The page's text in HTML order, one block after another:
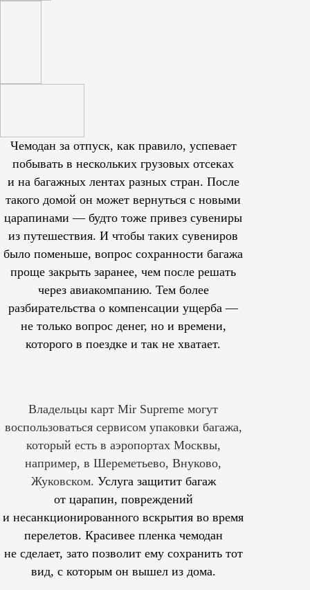
Чемодан за отпуск, как правило, успевает
побывать в нескольких грузовых отсеках
и на багажных лентах разных стран. После
такого домой он может вернуться с новыми
царапинами — будто тоже привез сувениры
из путешествия. И чтобы таких сувениров
было поменьше, вопрос сохранности багажа
проще закрыть заранее, чем после решать
через авиакомпанию. Тем более
разбирательства о компенсации ущерба —
не только вопрос денег, но и времени,
которого в поездке и так не хватает.
Владельцы карт Mir Supreme могут
воспользоваться сервисом упаковки багажа,
который есть в аэропортах Москвы,
например, в Шереметьево, Внуково,
Жуковском. Услуга защитит багаж
от царапин, повреждений
и несанкционированного вскрытия во время
перелетов. Красивее пленка чемодан
не сделает, зато позволит ему сохранить тот
вид, с которым он вышел из дома.